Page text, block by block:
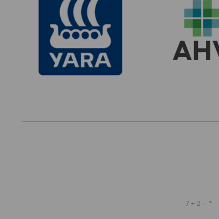
7 + 2 = *